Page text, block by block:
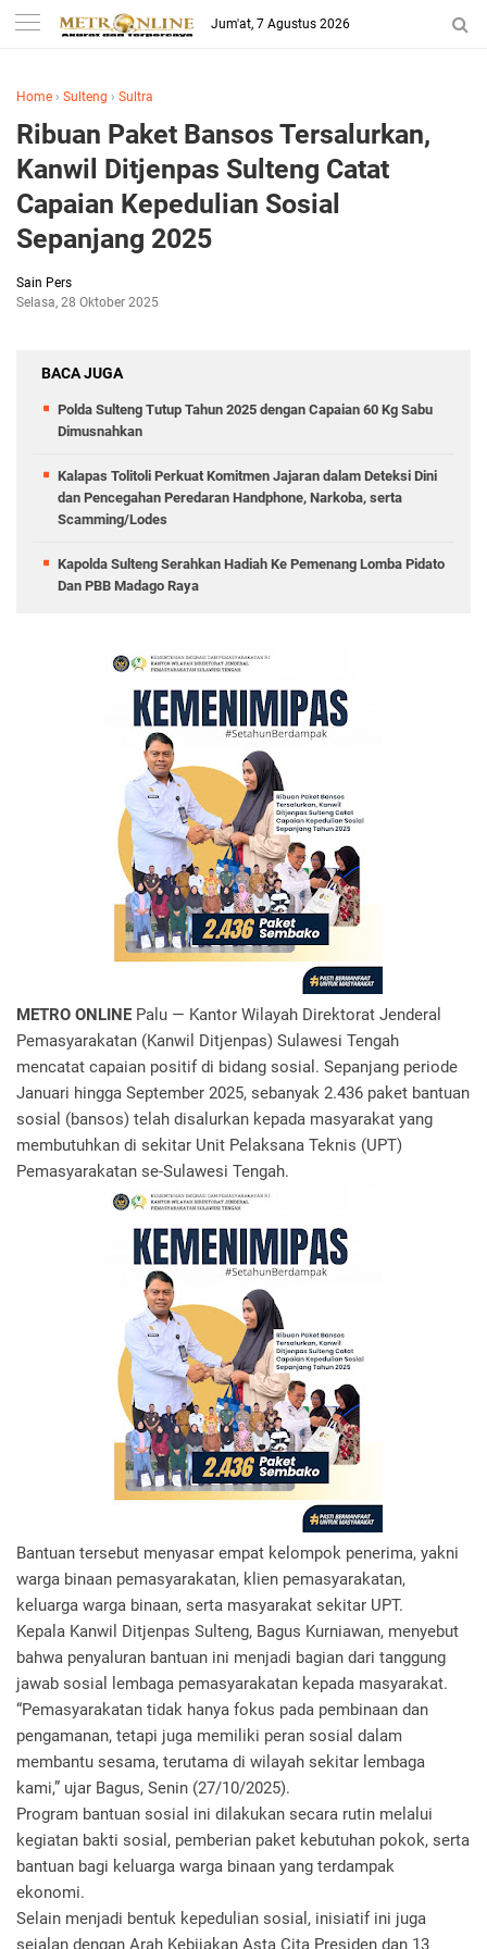
Jum'at, 7 Agustus 2026
Home › Sulteng › Sultra
Ribuan Paket Bansos Tersalurkan,
Kanwil Ditjenpas Sulteng Catat
Capaian Kepedulian Sosial
Sepanjang 2025
Sain Pers
Selasa, 28 Oktober 2025
BACA JUGA
Polda Sulteng Tutup Tahun 2025 dengan Capaian 60 Kg Sabu
Dimusnahkan
Kalapas Tolitoli Perkuat Komitmen Jajaran dalam Deteksi Dini
dan Pencegahan Peredaran Handphone, Narkoba, serta
Scamming/Lodes
Kapolda Sulteng Serahkan Hadiah Ke Pemenang Lomba Pidato
Dan PBB Madago Raya
METRO ONLINE Palu — Kantor Wilayah Direktorat Jenderal
Pemasyarakatan (Kanwil Ditjenpas) Sulawesi Tengah
mencatat capaian positif di bidang sosial. Sepanjang periode
Januari hingga September 2025, sebanyak 2.436 paket bantuan
sosial (bansos) telah disalurkan kepada masyarakat yang
membutuhkan di sekitar Unit Pelaksana Teknis (UPT)
Pemasyarakatan se-Sulawesi Tengah.
Bantuan tersebut menyasar empat kelompok penerima, yakni
warga binaan pemasyarakatan, klien pemasyarakatan,
keluarga warga binaan, serta masyarakat sekitar UPT.
Kepala Kanwil Ditjenpas Sulteng, Bagus Kurniawan, menyebut
bahwa penyaluran bantuan ini menjadi bagian dari tanggung
jawab sosial lembaga pemasyarakatan kepada masyarakat.
“Pemasyarakatan tidak hanya fokus pada pembinaan dan
pengamanan, tetapi juga memiliki peran sosial dalam
membantu sesama, terutama di wilayah sekitar lembaga
kami,” ujar Bagus, Senin (27/10/2025).
Program bantuan sosial ini dilakukan secara rutin melalui
kegiatan bakti sosial, pemberian paket kebutuhan pokok, serta
bantuan bagi keluarga warga binaan yang terdampak
ekonomi.
Selain menjadi bentuk kepedulian sosial, inisiatif ini juga
sejalan dengan Arah Kebijakan Asta Cita Presiden dan 13